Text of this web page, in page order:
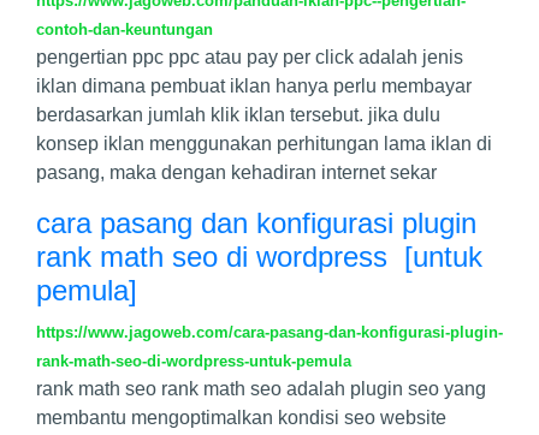
contoh-dan-keuntungan
pengertian ppc ppc atau pay per click adalah jenis
iklan dimana pembuat iklan hanya perlu membayar
berdasarkan jumlah klik iklan tersebut. jika dulu
konsep iklan menggunakan perhitungan lama iklan di
pasang, maka dengan kehadiran internet sekar
cara pasang dan konfigurasi plugin
rank math seo di wordpress [untuk
pemula]
https://www.jagoweb.com/cara-pasang-dan-konfigurasi-plugin-
rank-math-seo-di-wordpress-untuk-pemula
rank math seo rank math seo adalah plugin seo yang
membantu mengoptimalkan kondisi seo website